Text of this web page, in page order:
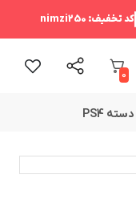
کد تخفیف: nimzi250
0
دسته PS4